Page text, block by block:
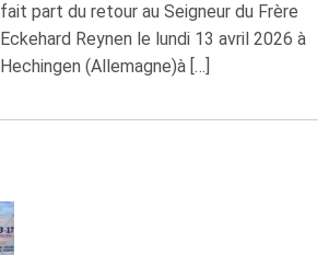
fait part du retour au Seigneur du Frère
Eckehard Reynen le lundi 13 avril 2026 à
Hechingen (Allemagne)à […]